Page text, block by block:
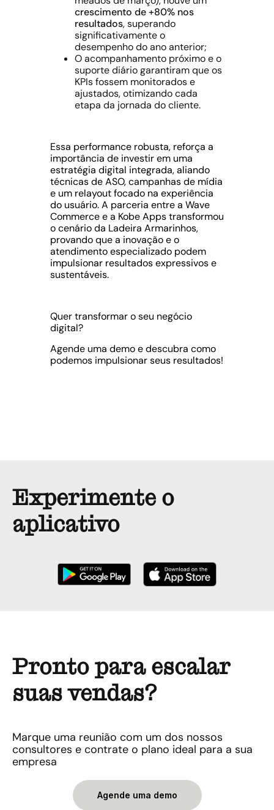
crescimento de +80% nos
resultados, superando
significativamente o
desempenho do ano anterior;
O acompanhamento próximo e o
suporte diário garantiram que os
KPIs fossem monitorados e
ajustados, otimizando cada
etapa da jornada do cliente.
Essa performance robusta, reforça a
importância de investir em uma
estratégia digital integrada, aliando
técnicas de ASO, campanhas de mídia
e um relayout focado na experiência
do usuário. A parceria entre a Wave
Commerce e a Kobe Apps transformou
o cenário da Ladeira Armarinhos,
provando que a inovação e o
atendimento especializado podem
impulsionar resultados expressivos e
sustentáveis.
Quer transformar o seu negócio
digital?
Agende uma demo e descubra como
podemos impulsionar seus resultados!
Experimente o
aplicativo
Pronto para escalar
suas vendas?
Marque uma reunião com um dos nossos
consultores e contrate o plano ideal para a sua
empresa
Agende uma demo